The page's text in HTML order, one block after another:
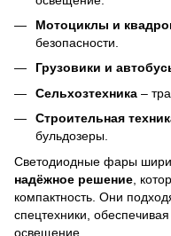
Мотоциклы и
безопасности.
Грузовики и
Сельхозтехника –
Строительная
бульдозеры.
Светодиодные фары
надёжное решение ,
компактность. Они
спецтехники,
освещение.